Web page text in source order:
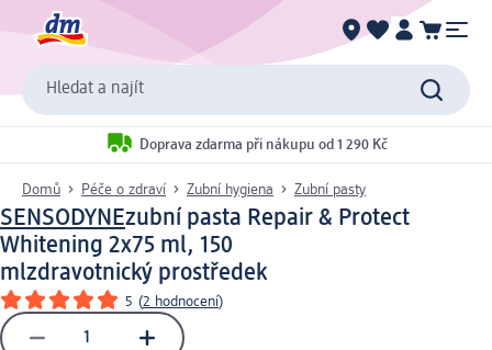
Hledat a najít
Doprava zdarma při nákupu od 1 290 Kč
Domů Péče o zdraví Zubní hygiena Zubní pasty
SENSODYNEzubní pasta Repair & Protect
Whitening 2x75 ml, 150
mlzdravotnický prostředek
5 (2 hodnocení)